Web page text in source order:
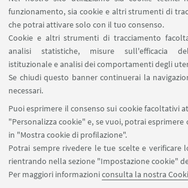
funzionamento, sia cookie e altri strumenti di
che potrai attivare solo con il tuo consenso.
Cookie e altri strumenti di tracciamento
analisi statistiche, misure sull'efficacia
istituzionale e analisi dei comportamenti degli
Se chiudi questo banner continuerai la
necessari.
Puoi esprimere il consenso sui cookie facoltativi
"Personalizza cookie" e, se vuoi, potrai esprimere
in "Mostra cookie di profilazione".
Potrai sempre rivedere le tue scelte e verificare
rientrando nella sezione "Impostazione cookie"
Per maggiori informazioniconsulta la nostra
Programme dell’Unione Europea ed
nell’ambito del programma Gender
Festival.
IN EVIDENZA
Crowded Bodies